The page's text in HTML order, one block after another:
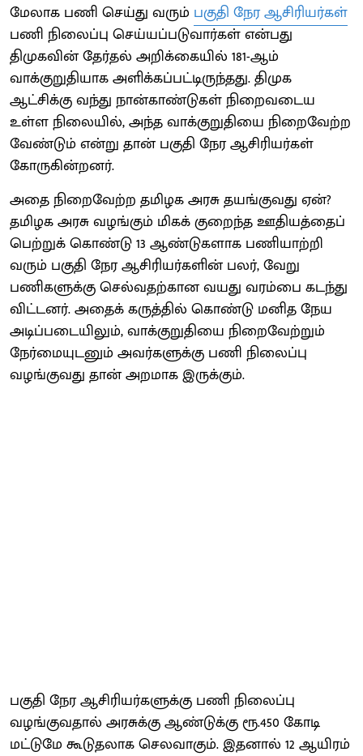
மேலாக பணி செய்து வரும் பகுதி நேர ஆசிரியர்கள்
பணி நிலைப்பு செய்யப்படுவார்கள் என்பது
திமுகவின் தேர்தல் அறிக்கையில் 181-ஆம்
வாக்குறுதியாக அளிக்கப்பட்டிருந்தது. திமுக
ஆட்சிக்கு வந்து நான்காண்டுகள் நிறைவடைய
உள்ள நிலையில், அந்த வாக்குறுதியை நிறைவேற்ற
வேண்டும் என்று தான் பகுதி நேர ஆசிரியர்கள்
கோருகின்றனர்.
அதை நிறைவேற்ற தமிழக அரசு தயங்குவது ஏன்?
தமிழக அரசு வழங்கும் மிகக் குறைந்த ஊதியத்தைப்
பெற்றுக் கொண்டு 13 ஆண்டுகளாக பணியாற்றி
வரும் பகுதி நேர ஆசிரியர்களின் பலர், வேறு
பணிகளுக்கு செல்வதற்கான வயது வரம்பை கடந்து
விட்டனர். அதைக் கருத்தில் கொண்டு மனித நேய
அடிப்படையிலும், வாக்குறுதியை நிறைவேற்றும்
நேர்மையுடனும் அவர்களுக்கு பணி நிலைப்பு
வழங்குவது தான் அறமாக இருக்கும்.
பகுதி நேர ஆசிரியர்களுக்கு பணி நிலைப்பு
வழங்குவதால் அரசுக்கு ஆண்டுக்கு ரூ.450 கோடி
மட்டுமே கூடுதலாக செலவாகும். இதனால் 12 ஆயிரம்